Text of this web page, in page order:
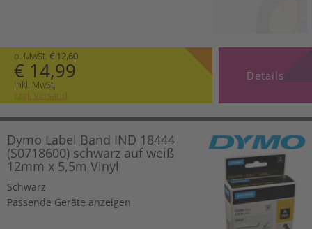
o. MwSt. € 12,60
€ 14,99
inkl. MwSt.
zzgl. Versand
Details
Dymo Label Band IND 18444
(S0718600) schwarz auf weiß
12mm x 5,5m Vinyl
Schwarz
Passende Geräte anzeigen